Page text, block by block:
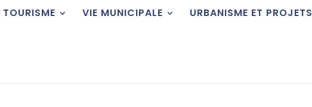
TOURISME VIE MUNICIPALE URBANISME ET PROJETS